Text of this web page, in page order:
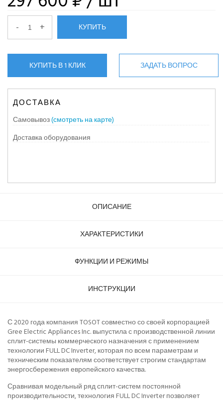
- + КУПИТЬ
КУПИТЬ В 1 КЛИК ЗАДАТЬ ВОПРОС
ДОСТАВКА
Самовывоз(смотреть на карте)
Доставка оборудования
ОПИСАНИЕ
ХАРАКТЕРИСТИКИ
ФУНКЦИИ И РЕЖИМЫ
ИНСТРУКЦИИ
С 2020 года компания TOSOT совместно со своей корпорацией
Gree Electric Appliances Inc. выпустила с производственной линии
сплит-системы коммерческого назначения с применением
технологии FULL DC Inverter, которая по всем параметрам и
техническим показателям соответствует строгим стандартам
энергосбережения европейского качества.
Сравнивая модельный ряд сплит-систем постоянной
производительности, технология FULL DC Inverter позволяет